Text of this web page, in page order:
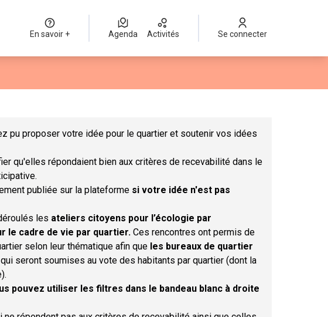
En savoir + Agenda Activités Se connecter
pu proposer votre idée pour le quartier et soutenir vos idées
qu'elles répondaient bien aux critères de recevabilité dans le
publiée sur la plateforme si votre idée n'est pas
les ateliers citoyens pour l’écologie par
le cadre de vie par quartier. Ces rencontres ont permis de
selon leur thématique afin que les bureaux de quartier
seront soumises au vote des habitants par quartier (dont la
pouvez utiliser les filtres dans le bandeau blanc à droite